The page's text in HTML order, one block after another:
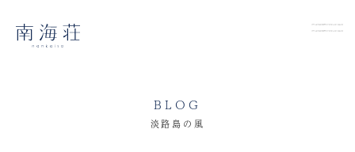
BLOG
淡路島の風